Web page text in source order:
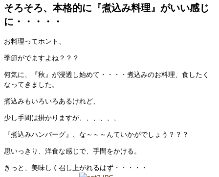
そろそろ、本格的に『煮込み料理』がいい感じ
に・・・・・
お料理ってホント、
季節がでますよね？？？
何気に、『秋』が浸透し始めて・・・・煮込みのお料理、食したく
なってきました。
煮込みもいろいろあるけれど、
少し手間は掛かりますが、、、、、、
『煮込みハンバーグ』、な～～～んていかがでしょう？？？
思いっきり、洋食な感じで、手間をかける。
きっと、美味しく召し上がれるはず・・・・・